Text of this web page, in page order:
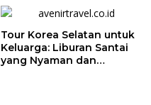
Tour Korea Selatan untuk
Keluarga: Liburan Santai
yang Nyaman dan